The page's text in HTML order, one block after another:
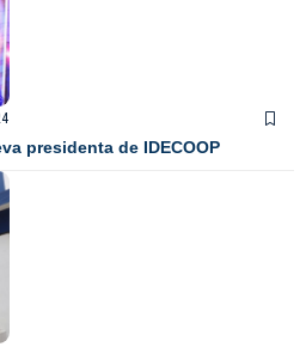
presidenta de IDECOOP